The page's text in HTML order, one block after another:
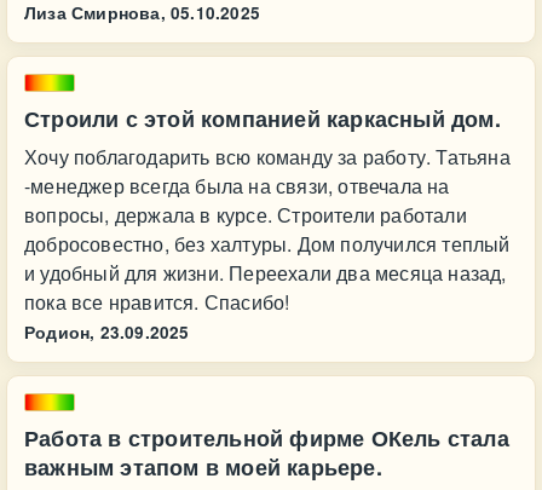
Лиза Смирнова, 05.10.2025
Строили с этой компанией каркасный дом.
Хочу поблагодарить всю команду за работу. Татьяна
-менеджер всегда была на связи, отвечала на
вопросы, держала в курсе. Строители работали
добросовестно, без халтуры. Дом получился теплый
и удобный для жизни. Переехали два месяца назад,
пока все нравится. Спасибо!
Родион, 23.09.2025
Работа в строительной фирме ОКель стала
важным этапом в моей карьере.